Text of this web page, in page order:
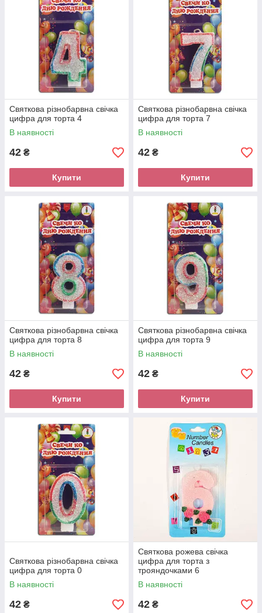
Святкова різнобарвна свічка
цифра для торта 4
В наявності
42 ₴
Купити
Святкова різнобарвна свічка
цифра для торта 7
В наявності
42 ₴
Купити
Святкова різнобарвна свічка
цифра для торта 8
В наявності
42 ₴
Купити
Святкова різнобарвна свічка
цифра для торта 9
В наявності
42 ₴
Купити
Святкова різнобарвна свічка
цифра для торта 0
В наявності
42 ₴
Святкова рожева свічка
цифра для торта з
трояндочками 6
В наявності
42 ₴